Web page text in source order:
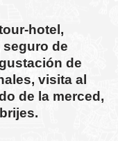
hotel,
de
de
visita al
de la merced,